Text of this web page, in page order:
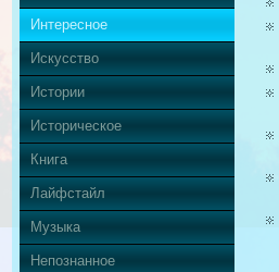
Интересное
Искусство
Истории
Историческое
Книга
Лайфстайл
Музыка
Непознанное